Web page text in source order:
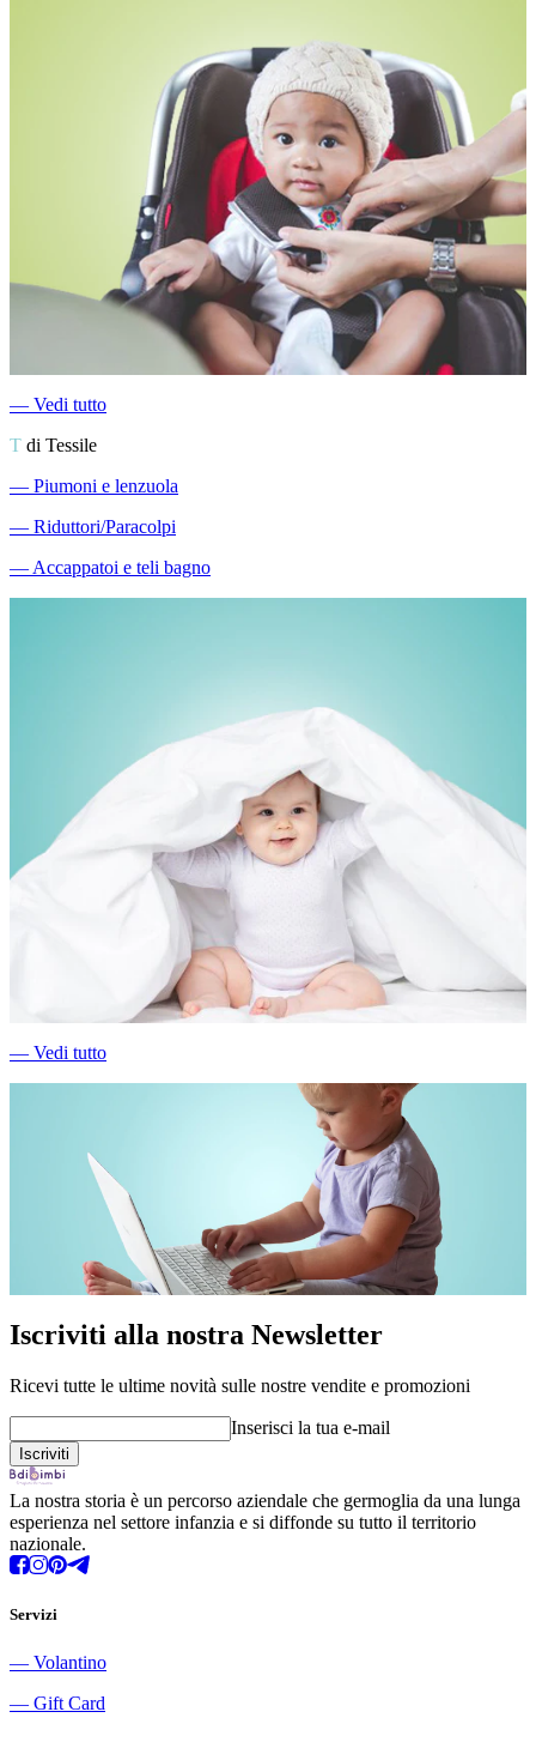
― Vedi tutto
T di Tessile
― Piumoni e lenzuola
― Riduttori/Paracolpi
―Accappatoi e teli bagno
― Vedi tutto
Iscriviti alla nostra Newsletter
Ricevi tutte le ultime novità sulle nostre vendite e promozioni
Inserisci la tua e-mail
La nostra storia è un percorso aziendale che germoglia da una lunga
esperienza nel settore infanzia e si diffonde su tutto il territorio
nazionale.
Servizi
― Volantino
― Gift Card